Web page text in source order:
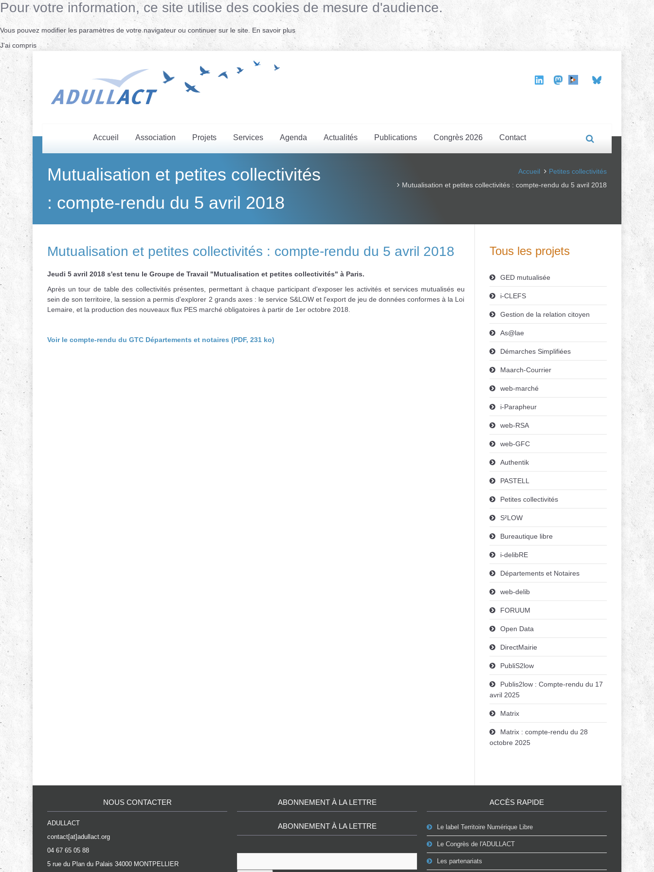
Pour votre information, ce site utilise des cookies de mesure d'audience.
Vous pouvez modifier les paramètres de votre navigateur ou continuer sur le site. En savoir plus
J'ai compris
Accueil Association Projets Services Agenda Actualités Publications Congrès 2026 Contact
Mutualisation et petites collectivités
: compte-rendu du 5 avril 2018
Accueil
Petites collectivités
Mutualisation et petites collectivités : compte-rendu du 5 avril 2018
Mutualisation et petites collectivités : compte-rendu du 5 avril 2018
Jeudi 5 avril 2018 s'est tenu le Groupe de Travail "Mutualisation et petites collectivités" à Paris.
Après un tour de table des collectivités présentes, permettant à chaque participant d'exposer les activités et services mutualisés eu
sein de son territoire, la session a permis d'explorer 2 grands axes : le service S&LOW et l'export de jeu de données conformes à la Loi
Lemaire, et la production des nouveaux flux PES marché obligatoires à partir de 1er octobre 2018.
Voir le compte-rendu du GTC Départements et notaires (PDF, 231 ko)
Tous les projets
GED mutualisée
i-CLEFS
Gestion de la relation citoyen
As@lae
Démarches Simplifiées
Maarch-Courrier
web-marché
i-Parapheur
web-RSA
web-GFC
Authentik
PASTELL
Petites collectivités
S²LOW
Bureautique libre
i-delibRE
Départements et Notaires
web-delib
FORUUM
Open Data
DirectMairie
PubliS2low
Publis2low : Compte-rendu du 17
avril 2025
Matrix
Matrix : compte-rendu du 28
octobre 2025
NOUS CONTACTER
ADULLACT
contact[at]adullact.org
04 67 65 05 88
5 rue du Plan du Palais 34000 MONTPELLIER
ABONNEMENT À LA LETTRE
ABONNEMENT À LA LETTRE
ACCÈS RAPIDE
Le label Territoire Numérique Libre
Le Congrès de l'ADULLACT
Les partenariats